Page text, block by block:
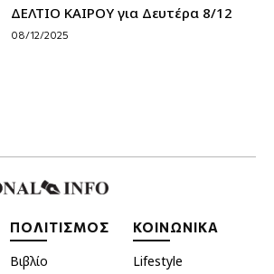
ΔΕΛΤΙΟ ΚΑΙΡΟΥ για Δευτέρα 8/12
08/12/2025
ΠΟΛΙΤΙΣΜΟΣ
Βιβλίο
ΚΟΙΝΩΝΙΚΑ
Lifestyle